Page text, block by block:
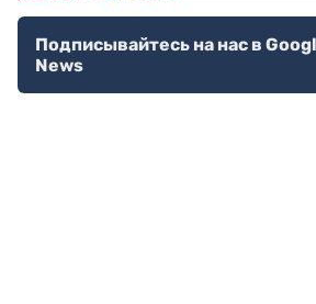
Подписывайтесь на нас в
News